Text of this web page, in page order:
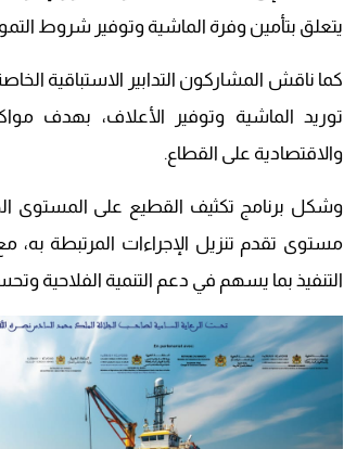
يتعلق بتأمين وفرة الماشية وتوفير شروط
كما ناقش المشاركون التدابير الاستباقية
توريد الماشية وتوفير الأعلاف، بهدف
والاقتصادية على القطاع.
وشكل برنامج تكثيف القطيع على المستوى
مستوى تقدم تنزيل الإجراءات المرتبطة به،
التنفيذ بما يسهم في دعم التنمية الفلاحية